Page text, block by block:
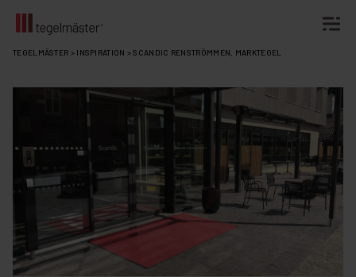
Fortsätt
TEGELMÄSTER > INSPIRATION >SCANDIC RENSTRÖMMEN, MARKTEGEL